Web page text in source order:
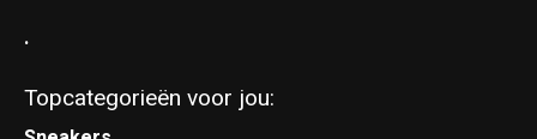
.
Topcategorieën voor jou: